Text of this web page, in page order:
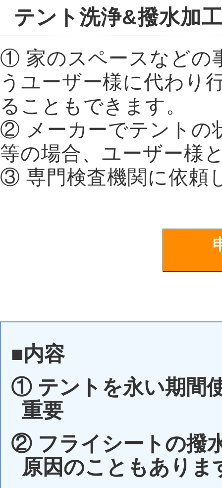
テント洗浄&撥水加
① 家のスペースなどの
うユーザー様に代わり
ることもできます。
② メーカーでテントの
等の場合、ユーザー様
③ 専門検査機関に依頼
■内容
① テントを永い期間
重要
② フライシートの撥
原因のこともありま